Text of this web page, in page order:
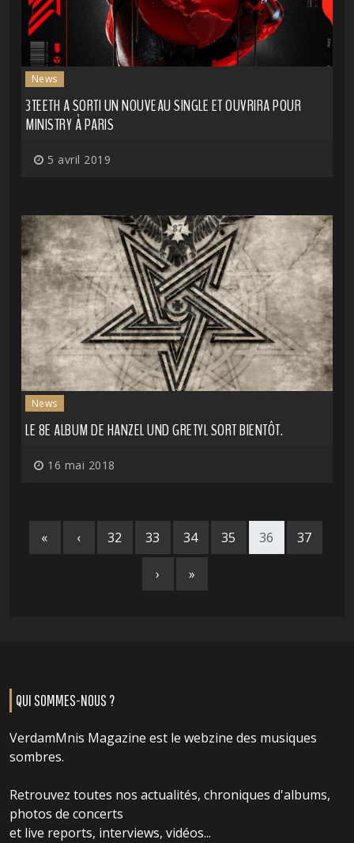
News
3TEETH A SORTI UN NOUVEAU SINGLE ET OUVRIRA POUR
MINISTRY À PARIS
5 avril 2019
News
LE 8E ALBUM DE HANZEL UND GRETYL SORT BIENTÔT.
16 mai 2018
« ‹ 32 33 34 35 36 37
› »
QUI SOMMES-NOUS ?
VerdamMnis Magazine est le webzine des musiques
sombres.
Retrouvez toutes nos actualités, chroniques d'albums,
photos de concerts
et live reports, interviews, vidéos...